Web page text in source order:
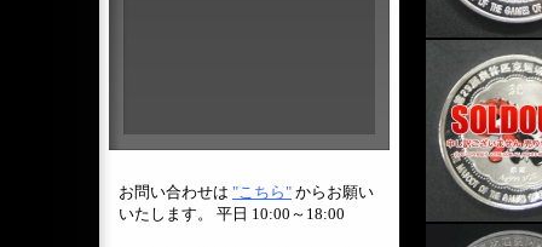
お問い合わせは "こちら" からお願い
いたします。 平日 10:00～18:00